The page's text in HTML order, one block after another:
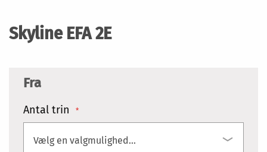
Skyline EFA 2E
Fra
Antal trin
af
billedgalleriet